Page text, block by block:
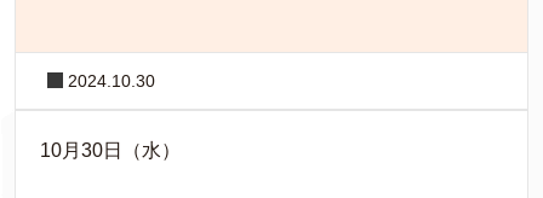
2024.10.30
10月30日（水）